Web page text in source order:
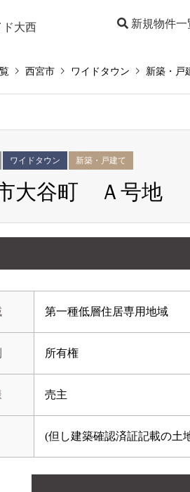
新規物件一
西宮市 ワイドタウン 新築・戸
ワイドタウン 新築・戸建て
大谷町 Ａ号地
第一種低層住居専用地域
所有権
売主
(但し建築確認済証記載の土